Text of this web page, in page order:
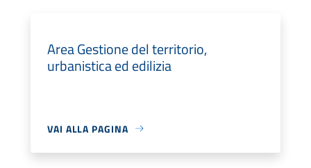
Area Gestione del territorio,
urbanistica ed edilizia
VAI ALLA PAGINA